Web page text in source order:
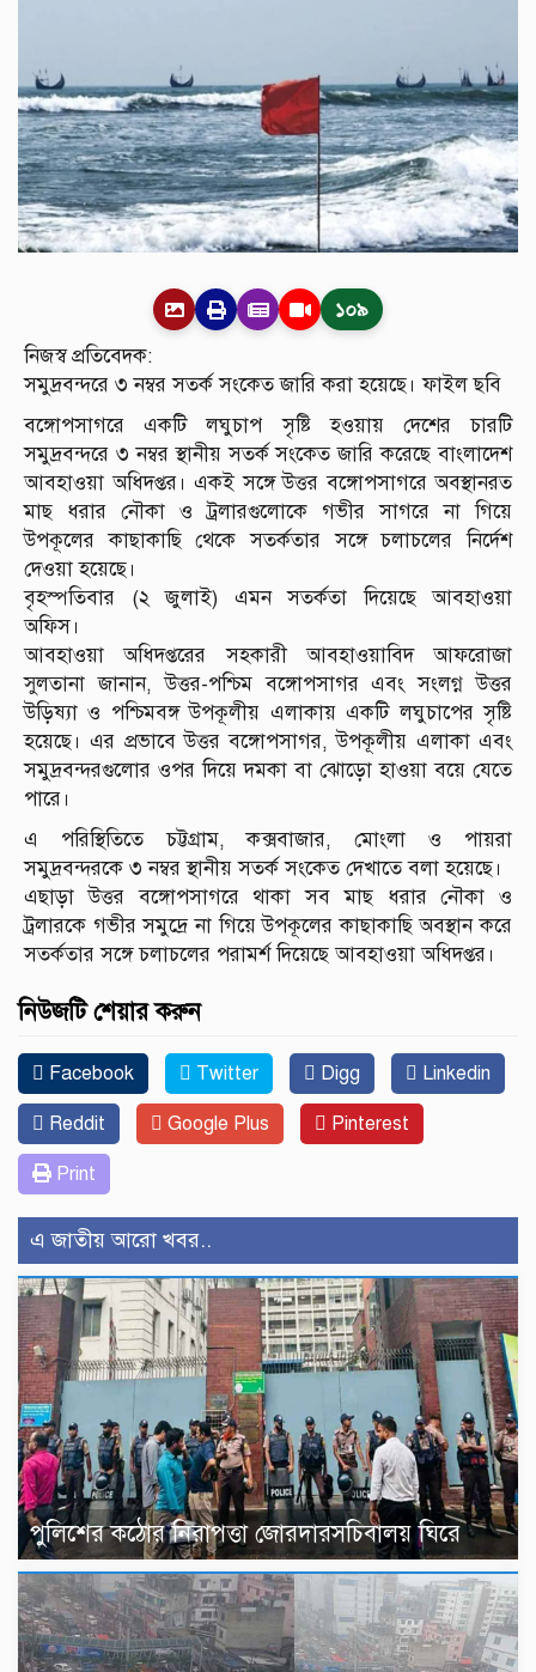
১০৯
নিজস্ব প্রতিবেদক:
সমুদ্রবন্দরে ৩ নম্বর সতর্ক সংকেত জারি করা হয়েছে। ফাইল ছবি
বঙ্গোপসাগরে একটি লঘুচাপ সৃষ্টি হওয়ায় দেশের চারটি
সমুদ্রবন্দরে ৩ নম্বর স্থানীয় সতর্ক সংকেত জারি করেছে বাংলাদেশ
আবহাওয়া অধিদপ্তর। একই সঙ্গে উত্তর বঙ্গোপসাগরে অবস্থানরত
মাছ ধরার নৌকা ও ট্রলারগুলোকে গভীর সাগরে না গিয়ে
উপকূলের কাছাকাছি থেকে সতর্কতার সঙ্গে চলাচলের নির্দেশ
দেওয়া হয়েছে।
বৃহস্পতিবার (২ জুলাই) এমন সতর্কতা দিয়েছে আবহাওয়া
অফিস।
আবহাওয়া অধিদপ্তরের সহকারী আবহাওয়াবিদ আফরোজা
সুলতানা জানান, উত্তর-পশ্চিম বঙ্গোপসাগর এবং সংলগ্ন উত্তর
উড়িষ্যা ও পশ্চিমবঙ্গ উপকূলীয় এলাকায় একটি লঘুচাপের সৃষ্টি
হয়েছে। এর প্রভাবে উত্তর বঙ্গোপসাগর, উপকূলীয় এলাকা এবং
সমুদ্রবন্দরগুলোর ওপর দিয়ে দমকা বা ঝোড়ো হাওয়া বয়ে যেতে
পারে।
এ পরিস্থিতিতে চট্টগ্রাম, কক্সবাজার, মোংলা ও পায়রা
সমুদ্রবন্দরকে ৩ নম্বর স্থানীয় সতর্ক সংকেত দেখাতে বলা হয়েছে।
এছাড়া উত্তর বঙ্গোপসাগরে থাকা সব মাছ ধরার নৌকা ও
ট্রলারকে গভীর সমুদ্রে না গিয়ে উপকূলের কাছাকাছি অবস্থান করে
সতর্কতার সঙ্গে চলাচলের পরামর্শ দিয়েছে আবহাওয়া অধিদপ্তর।
নিউজটি শেয়ার করুন
Facebook Twitter Digg Linkedin
Reddit Google Plus Pinterest
Print
এ জাতীয় আরো খবর..
পুলিশের কঠোর নিরাপত্তা জোরদারসচিবালয় ঘিরে